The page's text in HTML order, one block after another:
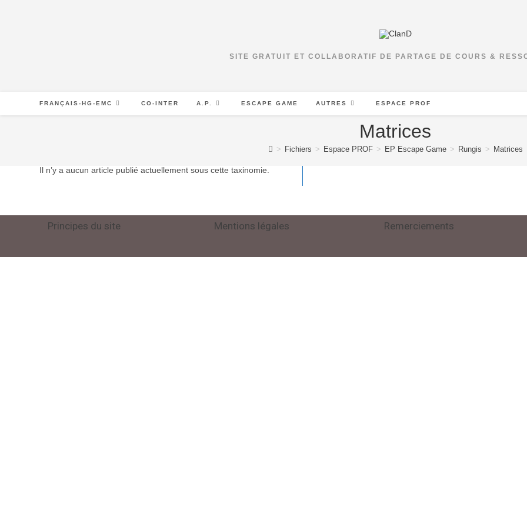
SITE GRATUIT ET COLLABORATIF DE PARTAGE DE COURS &
FRANÇAIS-HG-EMC CO-INTER A.P. ESCAPE GAME AUTRES ESPACE PROF
Matrices
> Fichiers > Espace PROF > EP Escape Game > Rungis > Matrices
Il n’y a aucun article publié actuellement sous cette taxinomie.
Principes du site Mentions légales Remerciements